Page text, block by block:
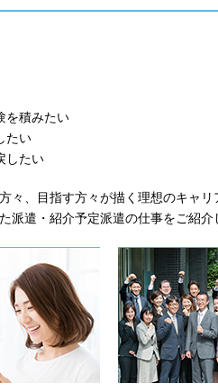
を積みたい
たい
したい
々、目指す方々が描く理想のキャリ
遣・紹介予定派遣の仕事をご紹介